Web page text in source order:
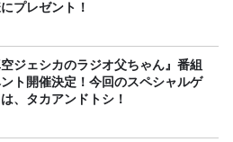
プレゼント！
空ジェシカのラジオ父ちゃん』番組
ト開催決定！今回のスペシャルゲ
、タカアンドトシ！